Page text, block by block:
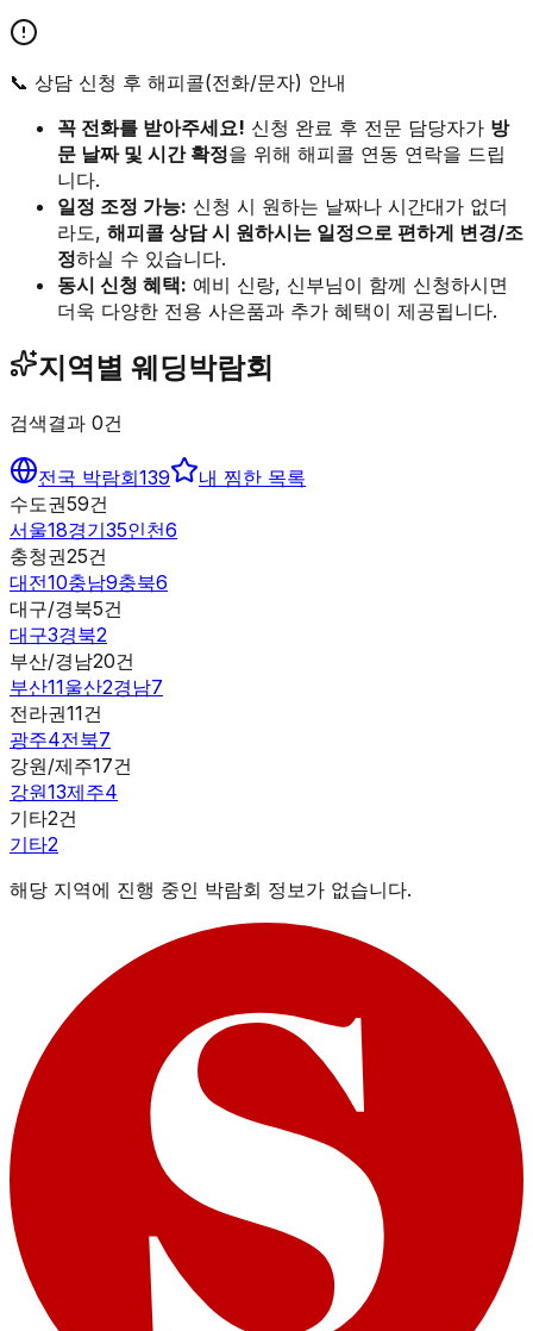
📞 상담 신청 후 해피콜(전화/문자) 안내
꼭 전화를 받아주세요! 신청 완료 후 전문 담당자가 방
문 날짜 및 시간 확정을 위해 해피콜 연동 연락을 드립
니다.
일정 조정 가능: 신청 시 원하는 날짜나 시간대가 없더
라도, 해피콜 상담 시 원하시는 일정으로 편하게 변경/조
정하실 수 있습니다.
동시 신청 혜택: 예비 신랑, 신부님이 함께 신청하시면
더욱 다양한 전용 사은품과 추가 혜택이 제공됩니다.
지역별 웨딩박람회
검색결과 0건
전국 박람회139
내 찜한 목록
수도권59건
서울18경기35인천6
충청권25건
대전10충남9충북6
대구/경북5건
대구3경북2
부산/경남20건
부산11울산2경남7
전라권11건
광주4전북7
강원/제주17건
강원13제주4
기타2건
기타2
해당 지역에 진행 중인 박람회 정보가 없습니다.